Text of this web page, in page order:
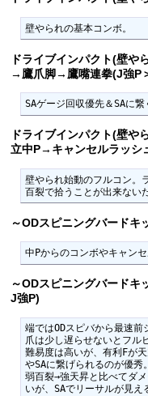
壁やられの基本コンボ。
ドライブインパクト(壁
→鷹爪脚→鷹嘴連拳(J強P
SAゲージ回収優先＆SAに繋
ドライブインパクト(壁
立中P→キャンセルラッシ
壁やられ始動のフルコン。
百裂で拾うことが出来ない
～ODスピニングバード
中Pからのコンボやキャン
～ODスピニングバード
J強P)
端ではODスピバから最速
爪は少し遅らせないとフル
難易度は高いが、有利Fが
やSAに繋げられるのが優秀
弱百裂→強天昇と比べてダ
いが、SAでリーサルが見え